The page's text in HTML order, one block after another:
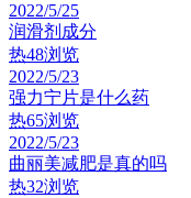
2022/5/25
润滑剂成分
热48浏览
2022/5/23
强力宁片是什么药
热65浏览
2022/5/23
曲丽美减肥是真的吗
热32浏览